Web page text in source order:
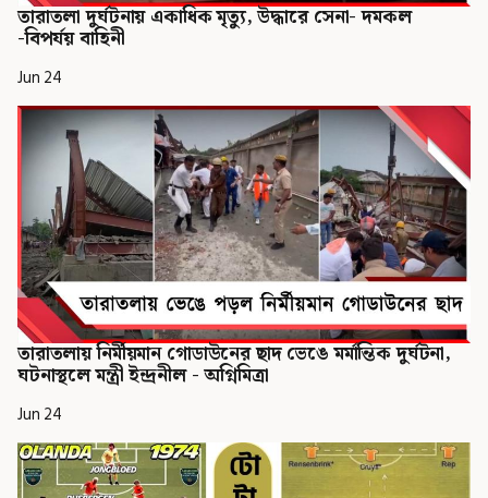
তারাতলা দুর্ঘটনায় একাধিক মৃত্যু, উদ্ধারে সেনা- দমকল
-বিপর্যয় বাহিনী
Jun 24
তারাতলায় নির্মীয়মান গোডাউনের ছাদ ভেঙে মর্মান্তিক দুর্ঘটনা,
ঘটনাস্থলে মন্ত্রী ইন্দ্রনীল - অগ্নিমিত্রা
Jun 24